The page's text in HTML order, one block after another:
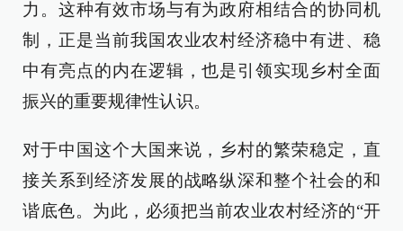
力。这种有效市场与有为政府相结合的协同机
制，正是当前我国农业农村经济稳中有进、稳
中有亮点的内在逻辑，也是引领实现乡村全面
振兴的重要规律性认识。
对于中国这个大国来说，乡村的繁荣稳定，直
接关系到经济发展的战略纵深和整个社会的和
谐底色。为此，必须把当前农业农村经济的“开